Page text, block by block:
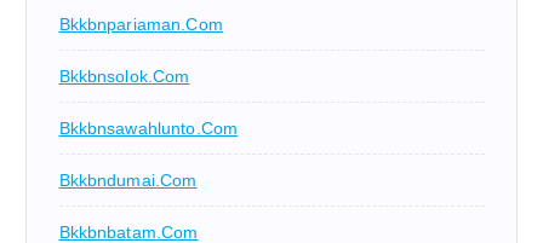
Bkkbnpariaman.com
Bkkbnsolok.com
Bkkbnsawahlunto.com
Bkkbndumai.com
Bkkbnbatam.com